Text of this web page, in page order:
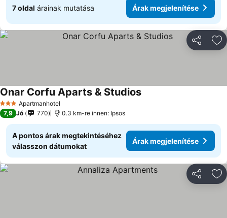
7 oldal árainak mutatása Árak megjelenítése
3 KategóriaApartmanhotel
Onar Corfu Aparts & StudiosÁrak megjelenítése
7,9 Jó 770 0.3 km-re innen: Ipsos
A pontos árak megtekintéséhez
válasszon dátumokat
Árak megjelenítése